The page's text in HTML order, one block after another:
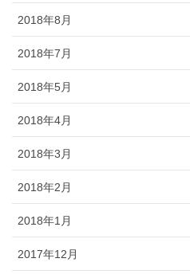
2018年8月
2018年7月
2018年5月
2018年4月
2018年3月
2018年2月
2018年1月
2017年12月